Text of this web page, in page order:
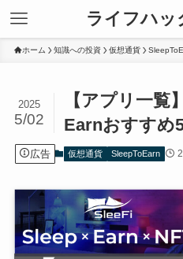
ライフハッ
ホーム 知識への投資 仮想通貨
【アプリ一覧
Earnおすすめ
2025
5/02
広告 仮想通貨 SleepToEarn